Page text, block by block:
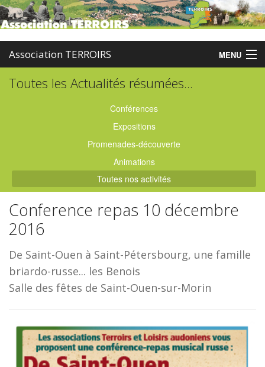
Association TERROIRS MENU
Accueil
Partenaires
Enquêtes
Contact
Boutique
Toutes les Actualités résumées...
Conférences
Expositions
Promenades-découverte
Animations
Toutes nos activités
Conference repas 10 décembre
2016
De Saint-Ouen à Saint-Pétersbourg, une famille
briardo-russe... les Benois
Salle des fêtes de Saint-Ouen-sur-Morin